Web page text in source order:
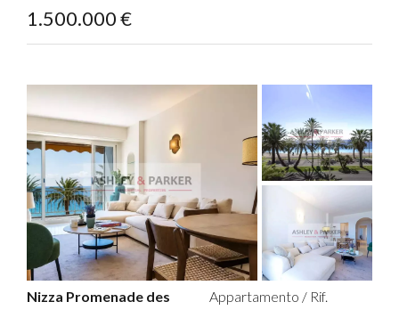
1.500.000 €
Nizza Promenade des
Appartamento / Rif.